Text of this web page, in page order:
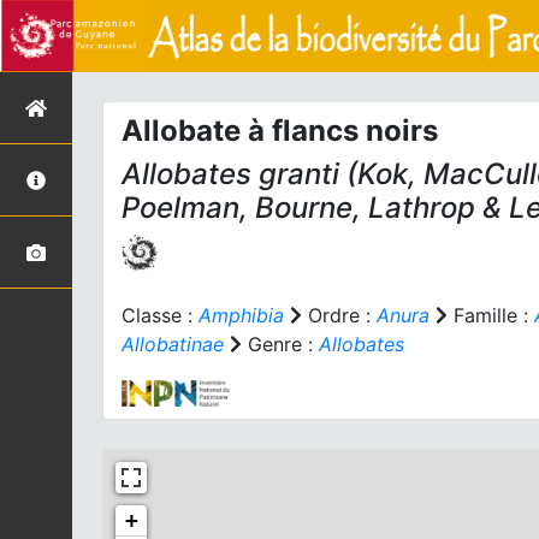
Allobate à flancs noirs
Allobates granti(Kok,
Poelman, Bourne, Lathrop &
Classe :Amphibia Ordre :Anura Famille :
Allobatinae
Genre :Allobates
+